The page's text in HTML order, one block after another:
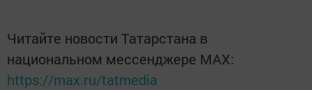
Читайте новости Татарстана в
национальном мессенджере MАХ:
https://max.ru/tatmedia